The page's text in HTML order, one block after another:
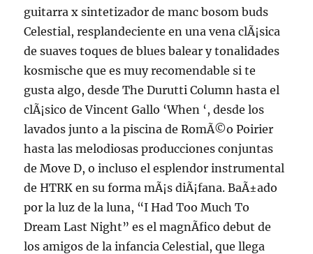
guitarra x sintetizador de manc bosom buds
Celestial, resplandeciente en una vena clÃ¡sica
de suaves toques de blues balear y tonalidades
kosmische que es muy recomendable si te
gusta algo, desde The Durutti Column hasta el
clÃ¡sico de Vincent Gallo ‘When ‘, desde los
lavados junto a la piscina de RomÃ©o Poirier
hasta las melodiosas producciones conjuntas
de Move D, o incluso el esplendor instrumental
de HTRK en su forma mÃ¡s diÃ¡fana. BaÃ±ado
por la luz de la luna, “I Had Too Much To
Dream Last Night” es el magnÃ­fico debut de
los amigos de la infancia Celestial, que llega